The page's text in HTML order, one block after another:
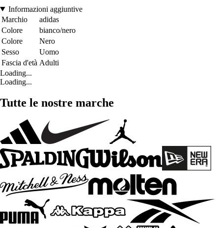
Informazioni aggiuntive
Marchio
adidas
Colore
bianco/nero
Colore
Nero
Sesso
Uomo
Fascia d'età Adulti
Loading...
Loading...
Tutte le nostre marche